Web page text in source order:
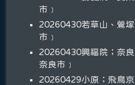
市﹞
20260430若草山、鶯
市﹞
20260430興福院；奈
奈良市﹞
20260429小原；飛鳥